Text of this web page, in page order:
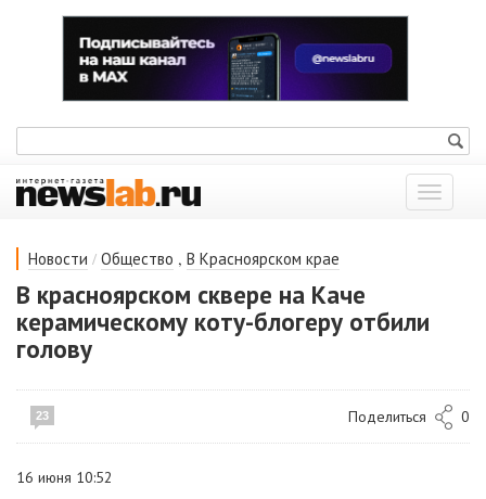
Показать
меню
Новости / Общество , В Красноярском крае
В красноярском сквере на Каче
керамическому коту-блогеру отбили
голову
23 Поделиться 0
16 июня 10:52